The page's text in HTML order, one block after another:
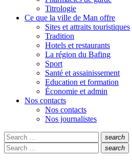
Titrologie
Ce que la ville de Man offre
Sites et attraits touristiques
Tradition
Hotels et restaurants
La région du Bafing
Sport
Santé et assainissement
Education et formation
Économie et admin
Nos contacts
Nos contacts
Nos journalistes
Search
for:
search
Search
Search
for:
search
Search